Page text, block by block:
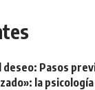
deseo: Pasos
la